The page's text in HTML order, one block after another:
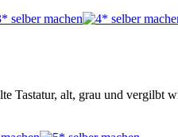
Tastatur, alt, grau und vergilbt